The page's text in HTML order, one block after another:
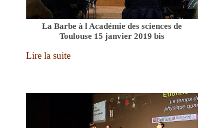
La Barbe à l Académie des sciences de
Toulouse 15 janvier 2019 bis
Lire la suite